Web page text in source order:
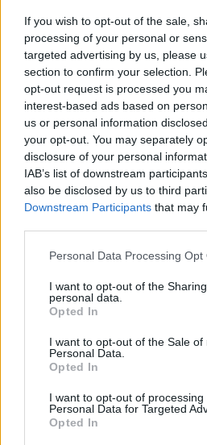
If you wish to opt-out of the sale,
processing of your personal or
targeted advertising by us, please
section to confirm your selection.
opt-out request is processed you
interest-based ads based on
us or personal information
your opt-out. You may separately
disclosure of your personal
IAB’s list of downstream
also be disclosed by us to third
Downstream Participants that may
Please note that this website/app
not limited to your visit or usage
grant or deny consent to Google
use your data for below specified
consent section.
Personal Data Processing Opt
I want to opt-out of the
personal data.
Opted In
I want to opt-out of the Sale of
Personal Data.
Opted In
I want to opt-out of processing
Personal Data for Targeted
Opted In
βραβεία κοινού FXExpress
επιβεβαιώνουν πως η χώρα
σταθερά ένας από τους
προορισμούς για το